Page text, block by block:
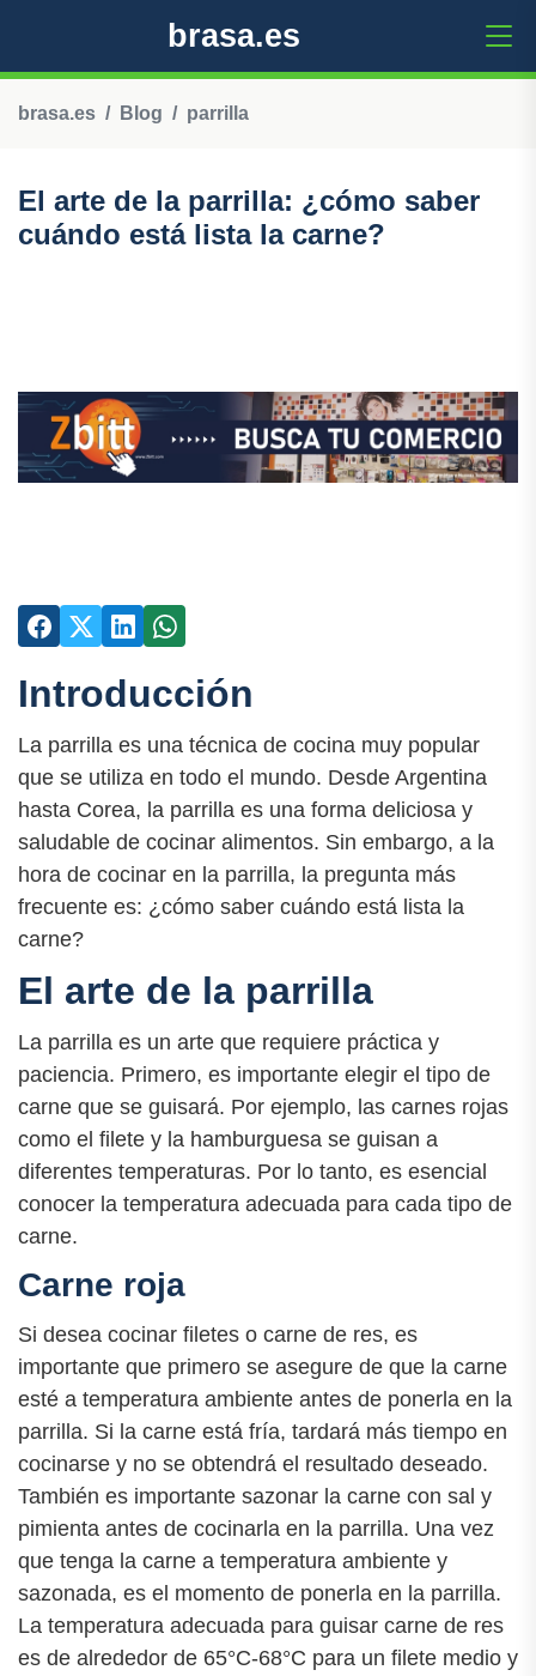
brasa.es
brasa.es Blog parrilla
El arte de la parrilla: ¿cómo saber
cuándo está lista la carne?
Introducción
La parrilla es una técnica de cocina muy popular
que se utiliza en todo el mundo. Desde Argentina
hasta Corea, la parrilla es una forma deliciosa y
saludable de cocinar alimentos. Sin embargo, a la
hora de cocinar en la parrilla, la pregunta más
frecuente es: ¿cómo saber cuándo está lista la
carne?
El arte de la parrilla
La parrilla es un arte que requiere práctica y
paciencia. Primero, es importante elegir el tipo de
carne que se guisará. Por ejemplo, las carnes rojas
como el filete y la hamburguesa se guisan a
diferentes temperaturas. Por lo tanto, es esencial
conocer la temperatura adecuada para cada tipo de
carne.
Carne roja
Si desea cocinar filetes o carne de res, es
importante que primero se asegure de que la carne
esté a temperatura ambiente antes de ponerla en la
parrilla. Si la carne está fría, tardará más tiempo en
cocinarse y no se obtendrá el resultado deseado.
También es importante sazonar la carne con sal y
pimienta antes de cocinarla en la parrilla. Una vez
que tenga la carne a temperatura ambiente y
sazonada, es el momento de ponerla en la parrilla.
La temperatura adecuada para guisar carne de res
es de alrededor de 65°C-68°C para un filete medio y